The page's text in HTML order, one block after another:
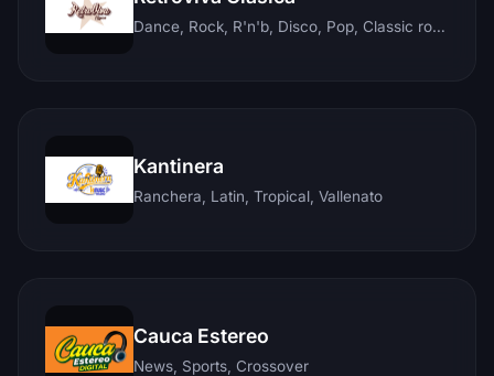
Dance, Rock, R'n'b, Disco, Pop, Classic rock, Techno, Reggae
Kantinera
Ranchera, Latin, Tropical, Vallenato
Cauca Estereo
News, Sports, Crossover